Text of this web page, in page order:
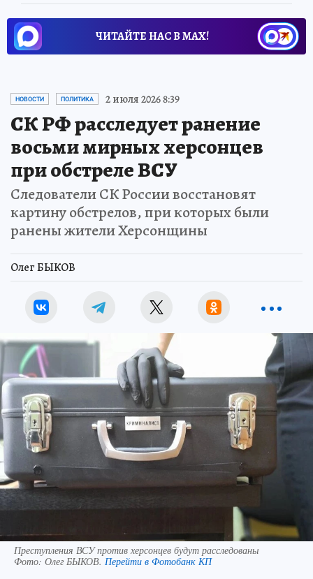
ЧИТАЙТЕ НАС В МАХ!
НОВОСТИ ПОЛИТИКА 2 июля 2026 8:39
СК РФ расследует ранение
восьми мирных херсонцев
при обстреле ВСУ
Следователи СК России восстановят
картину обстрелов, при которых были
ранены жители Херсонщины
Олег БЫКОВ
Преступления ВСУ против херсонцев будут расследованы
Фото: Олег БЫКОВ. Перейти в Фотобанк КП